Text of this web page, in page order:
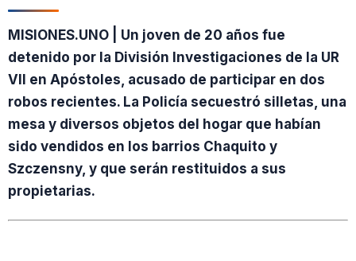
MISIONES.UNO | Un joven de 20 años fue
detenido por la División Investigaciones de la UR
VII en Apóstoles, acusado de participar en dos
robos recientes. La Policía secuestró silletas, una
mesa y diversos objetos del hogar que habían
sido vendidos en los barrios Chaquito y
Szczensny, y que serán restituidos a sus
propietarias.